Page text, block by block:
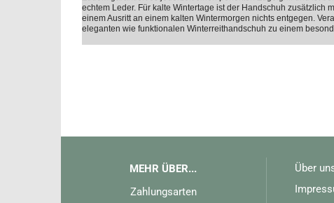
echtem Leder. Für kalte Wintertage ist der Handschuh zusätzlich
einem Ausritt an einem kalten Wintermorgen nichts entgegen.
eleganten wie funktionalen Winterreithandschuh zu einem
MEHR ÜBER...
Zahlungsarten
Über